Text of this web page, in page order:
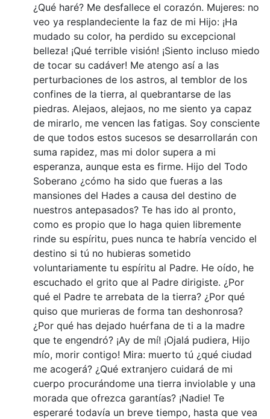
¿Qué haré? Me desfallece el corazón. Mujeres: no
veo ya resplandeciente la faz de mi Hijo: ¡Ha
mudado su color, ha perdido su excepcional
belleza! ¡Qué terrible visión! ¡Siento incluso miedo
de tocar su cadáver! Me atengo así a las
perturbaciones de los astros, al temblor de los
confines de la tierra, al quebrantarse de las
piedras. Alejaos, alejaos, no me siento ya capaz
de mirarlo, me vencen las fatigas. Soy consciente
de que todos estos sucesos se desarrollarán con
suma rapidez, mas mi dolor supera a mi
esperanza, aunque esta es firme. Hijo del Todo
Soberano ¿cómo ha sido que fueras a las
mansiones del Hades a causa del destino de
nuestros antepasados? Te has ido al pronto,
como es propio que lo haga quien libremente
rinde su espíritu, pues nunca te habría vencido el
destino si tú no hubieras sometido
voluntariamente tu espíritu al Padre. He oído, he
escuchado el grito que al Padre dirigiste. ¿Por
qué el Padre te arrebata de la tierra? ¿Por qué
quiso que murieras de forma tan deshonrosa?
¿Por qué has dejado huérfana de ti a la madre
que te engendró? ¡Ay de mí! ¡Ojalá pudiera, Hijo
mío, morir contigo! Mira: muerto tú ¿qué ciudad
me acogerá? ¿Qué extranjero cuidará de mi
cuerpo procurándome una tierra inviolable y una
morada que ofrezca garantías? ¡Nadie! Te
esperaré todavía un breve tiempo, hasta que vea